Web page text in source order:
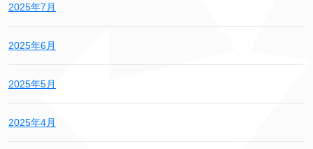
2025年7月
2025年6月
2025年5月
2025年4月